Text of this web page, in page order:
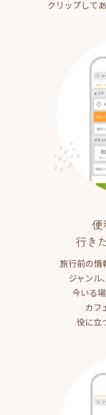
クリップして
便
行き
旅行前の情
ジャンル
今いる
カフ
役に立